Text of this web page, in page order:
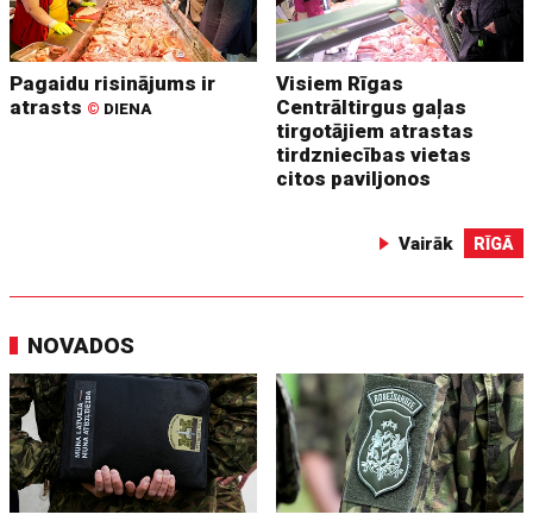
Pagaidu risinājums ir
atrasts © DIENA
Visiem Rīgas
Centrāltirgus gaļas
tirgotājiem atrastas
tirdzniecības vietas
citos paviljonos
Vairāk RĪGĀ
NOVADOS